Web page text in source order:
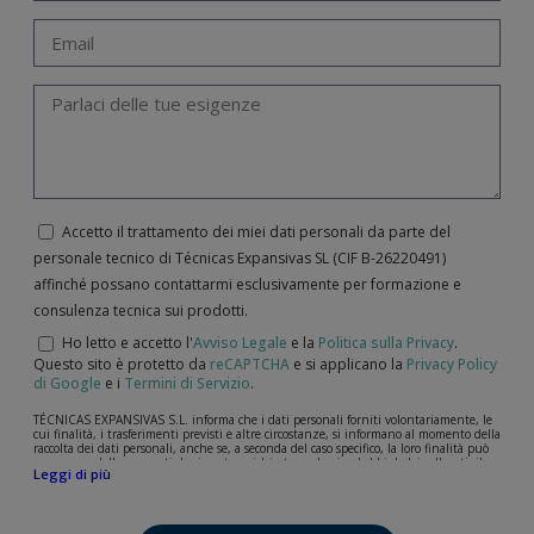
Accetto il trattamento dei miei dati personali da parte del
personale tecnico di Técnicas Expansivas SL (CIF B-­26220491)
affinché possano contattarmi esclusivamente per formazione e
consulenza tecnica sui prodotti.
Ho letto e accetto l'Avviso Legale e la Politica sulla Privacy.
Questo sito è protetto da reCAPTCHA e si applicano la Privacy Policy
di Google e i Termini di Servizio.
TÉCNICAS EXPANSIVAS S.L. informa che i dati personali forniti volontariamente, le
cui finalità, i trasferimenti previsti e altre circostanze, si informano al momento della
raccolta dei dati personali, anche se, a seconda del caso specifico, la loro finalità può
essere una delle seguenti: la risposta a richieste, reclami o dubbi da lei sollevati, il
mantenimento della relazione stabilita, la gestione integrale e commerciale dei
Leggi di più